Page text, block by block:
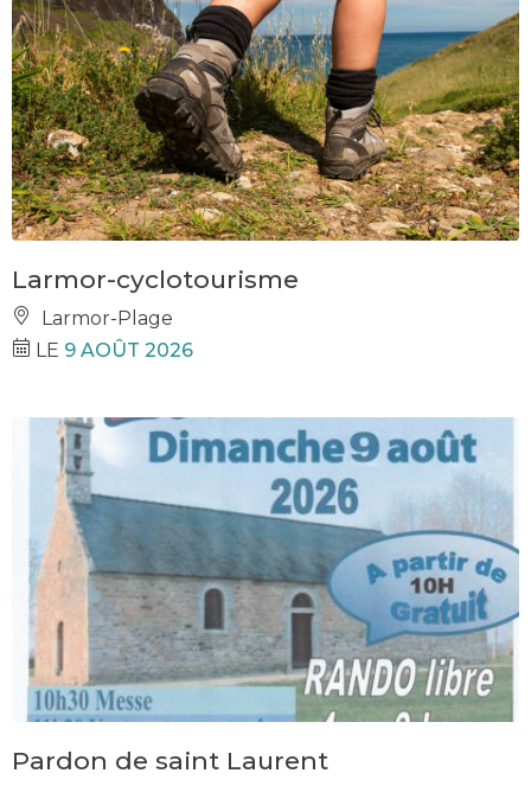
Larmor-cyclotourisme
Larmor-Plage
LE 9 AOÛT 2026
Pardon de saint Laurent